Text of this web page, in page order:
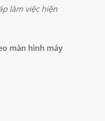
làm việc hiện
màn hình máy